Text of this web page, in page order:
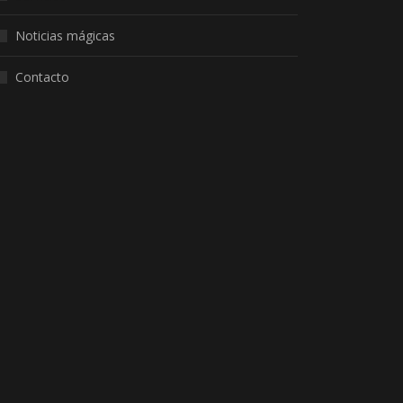
Noticias mágicas
Contacto